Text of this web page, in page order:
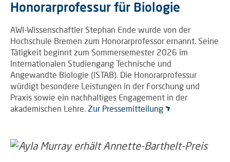
Honorarprofessur für Biologie
AWI-Wissenschaftler Stephan Ende wurde von der
Hochschule Bremen zum Honorarprofessor ernannt. Seine
Tätigkeit beginnt zum Sommersemester 2026 im
Internationalen Studiengang Technische und
Angewandte Biologie (ISTAB). Die Honorarprofessur
würdigt besondere Leistungen in der Forschung und
Praxis sowie ein nachhaltiges Engagement in der
akademischen Lehre. Zur Pressemitteilung